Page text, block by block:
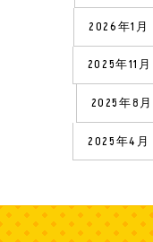
2026年1月
2025年11月
2025年8月
2025年4月